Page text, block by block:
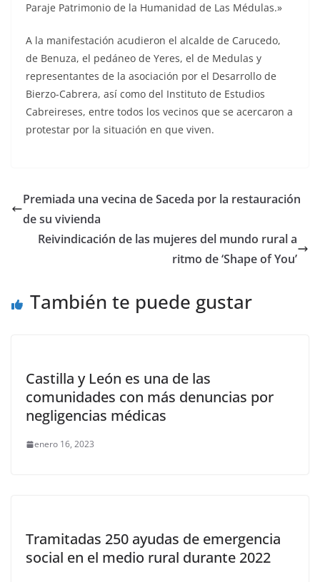
Paraje Patrimonio de la Humanidad de Las Médulas.»
A la manifestación acudieron el alcalde de Carucedo,
de Benuza, el pedáneo de Yeres, el de Medulas y
representantes de la asociación por el Desarrollo de
Bierzo-Cabrera, así como del Instituto de Estudios
Cabreireses, entre todos los vecinos que se acercaron a
protestar por la situación en que viven.
Premiada una vecina de Saceda por la restauración
de su vivienda
Reivindicación de las mujeres del mundo rural a
ritmo de ‘Shape of You’
También te puede gustar
Castilla y León es una de las
comunidades con más denuncias por
negligencias médicas
enero 16, 2023
Tramitadas 250 ayudas de emergencia
social en el medio rural durante 2022